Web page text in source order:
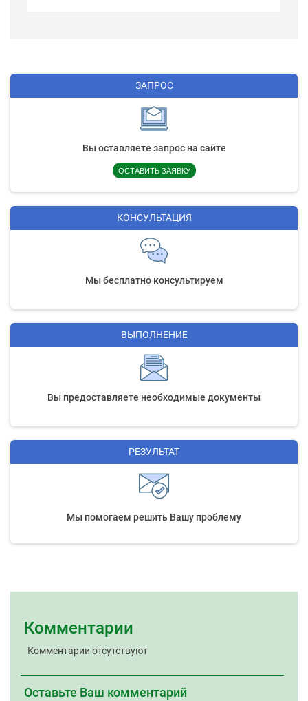
ЗАПРОС
Вы оставляете запрос на сайте
ОСТАВИТЬ ЗАЯВКУ
КОНСУЛЬТАЦИЯ
Мы бесплатно консультируем
ВЫПОЛНЕНИЕ
Вы предоставляете необходимые документы
РЕЗУЛЬТАТ
Мы помогаем решить Вашу проблему
Комментарии
Комментарии отсутствуют
Оставьте Ваш комментарий